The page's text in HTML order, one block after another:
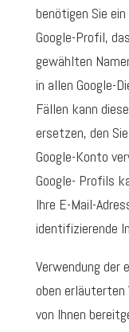
benötigen Sie
Google-Profil,
gewählten
in allen Google-
Fällen kann
ersetzen, den
Google-Konto
Google- Profils
Ihre E-Mail-
identifizierende
Verwendung der
oben erläuterten
von Ihnen